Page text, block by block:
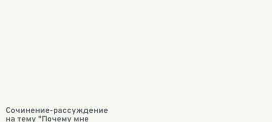
Сочинение-рассуждение
на тему "Почему мне